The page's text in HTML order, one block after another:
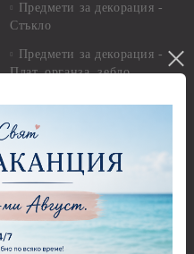
Предмети за декорация -
Стъкло
Предмети за декорация -
Плат, органза, зебло,
Пънчове Перфоратори
Перфоратори 2,50 см
Перфоратори над 2,50 см
Бордюрни пънчове